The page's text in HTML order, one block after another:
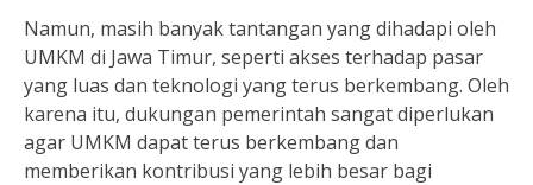
Namun, masih banyak tantangan yang dihadapi oleh
UMKM di Jawa Timur, seperti akses terhadap pasar
yang luas dan teknologi yang terus berkembang. Oleh
karena itu, dukungan pemerintah sangat diperlukan
agar UMKM dapat terus berkembang dan
memberikan kontribusi yang lebih besar bagi